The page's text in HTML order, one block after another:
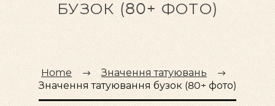
БУЗОК (80+ ФОТО)
Home
Значення татуювань
Значення татуювання бузок (80+ фото)